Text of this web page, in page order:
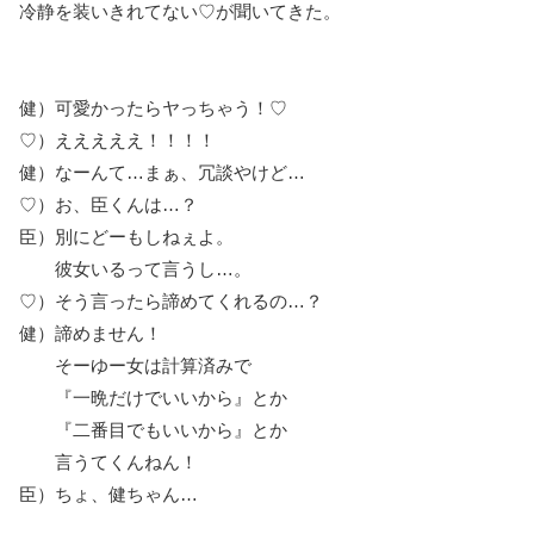
冷静を装いきれてない♡が聞いてきた。
健）可愛かったらヤっちゃう！♡
♡）えええええ！！！！
健）なーんて…まぁ、冗談やけど…
♡）お、臣くんは…？
臣）別にどーもしねぇよ。
彼女いるって言うし…。
♡）そう言ったら諦めてくれるの…？
健）諦めません！
そーゆー女は計算済みで
『一晩だけでいいから』とか
『二番目でもいいから』とか
言うてくんねん！
臣）ちょ、健ちゃん…